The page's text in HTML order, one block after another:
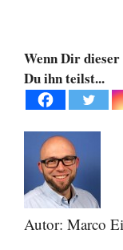
Wenn Dir
Du ihn teilst...
Autor: Marco